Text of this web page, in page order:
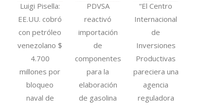
Luigi Pisella:
EE.UU. cobró
con petróleo
venezolano $
4.700
millones por
bloqueo
naval de
PDVSA
reactivó
importación
de
componentes
para la
elaboración
de gasolina
“El Centro
Internacional
de
Inversiones
Productivas
pareciera una
agencia
reguladora